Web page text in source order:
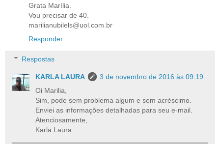
Grata Marília.
Vou precisar de 40.
marilianubilels@uol.com.br
Responder
Respostas
KARLA LAURA
3 de novembro de 2016 às 09:19
Oi Marilia,
Sim, pode sem problema algum e sem acréscimo.
Enviei as informações detalhadas para seu e-mail.
Atenciosamente,
Karla Laura